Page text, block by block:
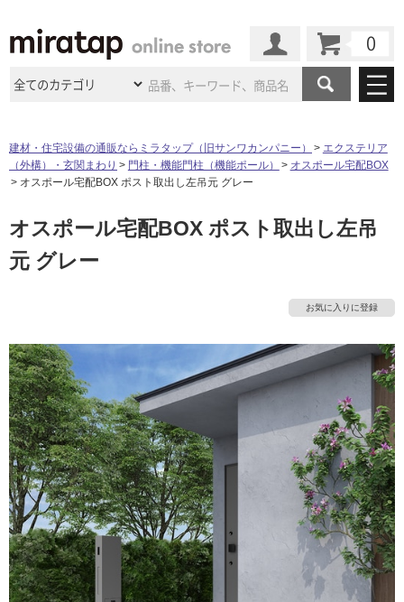
商品カテゴリ
洗面所・水回り タイル
キッチン 浴室（風呂・バスルー
ドア（扉）・
ウッドデッキ フローリング・床材
収納 インテリア・家具
照明 ペット用品
内装用建材 パネル・壁材
ロートアイアン 天然石・石材
メンテナンス・施工材
施工事例
施工事例 法人案件納入事例
ミラタップ
ショールーム
ショールームの
ショールーム
名古屋ショールーム 京都ショールーム
福岡ショールーム 札幌スマート
ショールー
横浜スマートショールー
ム
ウェルビーみのおHDC
よくある質問 お問い合わせ
修理お問い合わせ クレーム公開
説明書・図面検索 水まわり 3年保証
お役立ち情報
スタイリング
アイデア
ミラタップ チャンネル
オンライン相談
ミラタップと
創る家
ASOLIE
工事会社紹介Coziコンシ
ェルジュ
自分らしい家づくり
SUVACO
最高のリノベ会社がみつ
かる
リノベりす
建材・住宅設備の通販ならミラタップ（旧サンワカンパニー）
エクステリア
（外構）・玄関まわり
門柱・機能門柱（機能ポール）
オスポール宅配BOX
オスポール宅配BOX ポスト取出し左吊元 グレー
オスポール宅配BOX ポスト取出し左吊
元 グレー
お気に入りに登録
イ
ル
屋
内
床・
屋
外
床・